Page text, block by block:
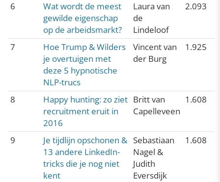
6
Wat wordt de meest
gewilde eigenschap
op de arbeidsmarkt?
Laura van
de
Lindeloof
2.093
7
Hoe Trump & Wilders
je overtuigen met
deze 5 hypnotische
NLP-trucs
Vincent van
der Burg
1.925
8
Happy hunting: zo ziet
recruitment eruit in
2016
Britt van
Capelleveen
1.608
9
Je tijdlijn opschonen &
13 andere LinkedIn-
tricks die je nog niet
kent
Sebastiaan
Nagel &
Judith
Eversdijk
1.608